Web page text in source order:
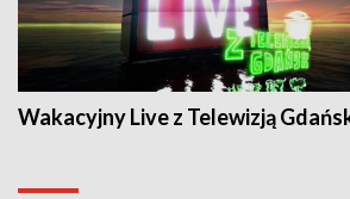
Wakacyjny Live z Telewizją